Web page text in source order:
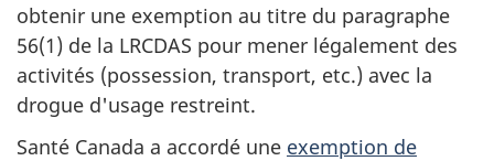
obtenir une exemption au titre du paragraphe
56(1) de la LRCDAS pour mener légalement des
activités (possession, transport, etc.) avec la
drogue d'usage restreint.
Santé Canada a accordé une exemption de